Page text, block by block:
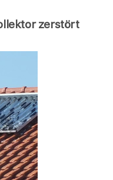
zerstört